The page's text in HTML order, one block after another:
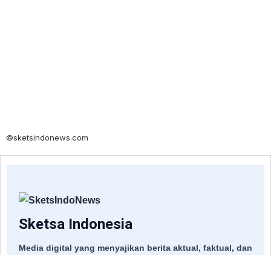
©sketsindonews.com
Sketsa Indonesia
Media digital yang menyajikan berita aktual, faktual, dan